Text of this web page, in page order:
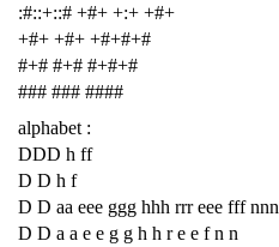
:#::+::# +#+ +:+ +#+
+#+ +#+ +#+#+#
#+# #+# #+#+#
### ### ####
alphabet :
DDD h ff
D D h f
D D aa eee ggg hhh rrr eee fff nnn
D D a a e e g g h h r e e f n n